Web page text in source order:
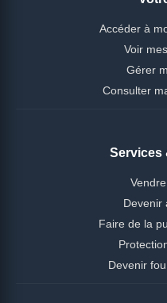
Accéder à
Voir
Gérer
Consulter
Services
Devenir
Faire de la
Devenir